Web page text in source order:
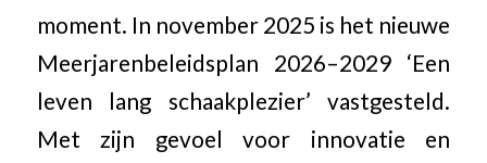
moment. In november 2025 is het nieuwe
Meerjarenbeleidsplan 2026–2029 ‘Een
leven lang schaakplezier’ vastgesteld.
Met zijn gevoel voor innovatie en